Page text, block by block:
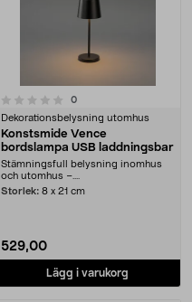
0recensioner
Dekorationsbelysning utomhus
Konstsmide Vence
bordslampa USB laddningsbar
Stämningsfull belysning inomhus
och utomhus –....
Storlek: 8 x 21 cm
529,00
Lägg i varukorg